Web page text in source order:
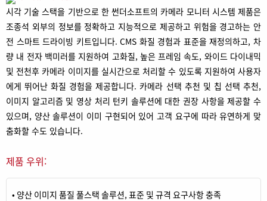
시각 기술 스택을 기반으로 한 썬더소프트의 카메라 모니터 시스템 제품은
조종석 외부의 정보를 정확하고 지능적으로 제공하고 위험을 경고하는 안
전 스마트 드라이빙 키트입니다. CMS 화질 경험과 표준을 재정의하고, 차
량 내 전자 백미러를 지원하여 고화질, 높은 프레임 속도, 와이드 다이내믹
및 전천후 카메라 이미지를 실시간으로 처리할 수 있도록 지원하여 사용자
에게 뛰어난 화질 경험을 제공합니다. 카메라 선택 추천 및 칩 선택 추천,
이미지 알고리즘 및 영상 처리 턴키 솔루션에 대한 권장 사항을 제공할 수
있으며, 양산 솔루션이 이미 구현되어 있어 고객 요구에 따라 유연하게 맞
춤화할 수도 있습니다.
제품 우위:
• 양산 이미지 품질 풀스택 솔루션, 표준 및 규격 요구사항 충족